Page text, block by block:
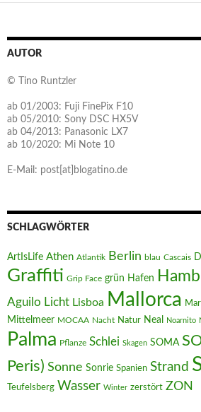
AUTOR
© Tino Runtzler
ab 01/2003: Fuji FinePix F10
ab 05/2010: Sony DSC HX5V
ab 04/2013: Panasonic LX7
ab 10/2020: Mi Note 10
E-Mail: post[at]blogatino.de
SCHLAGWÖRTER
ArtIsLife Athen Atlantik Berlin blau Cascais
Graffiti Grip Face grün Hafen
Aguilo Licht Lisboa Mallorca
Mittelmeer MOCAA Nacht Natur Neal Noarnito
Palma Pflanze Schlei Skagen SOMA
Peris) Sonne Sonrie Spanien Strand
Teufelsberg Wasser Winter zerstört ZON